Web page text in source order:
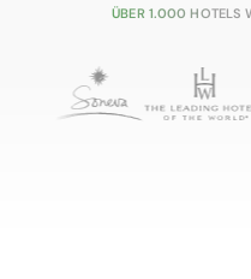
ÜBER 1.000 HOTELS